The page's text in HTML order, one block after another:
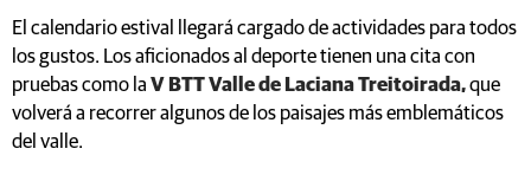
El calendario estival llegará cargado de actividades para todos
los gustos. Los aficionados al deporte tienen una cita con
pruebas como la V BTT Valle de Laciana Treitoirada,que
volverá a recorrer algunos de los paisajes más emblemáticos
del valle.